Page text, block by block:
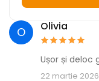
O Olivia
Ușor și deloc
22 martie 2026